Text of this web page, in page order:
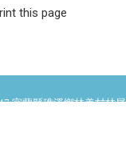
this page
宜蘭縣礁溪鄉林美村林